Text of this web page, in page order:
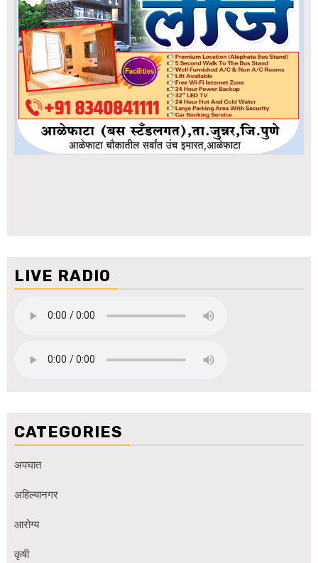
LIVE RADIO
CATEGORIES
अपघात
अहिल्यानगर
आरोग्य
कृषी